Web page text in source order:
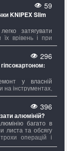
59
KNIPEX Slim
затягувати
їх врівень і при
при цьому
що надійно
Slim Knips
та завжди
296
у власній
на інструментах,
шлях. Однак,
робіт має
стін і
набору, тоді як
багаторівневих
майже
396
алюміній?
багато в
листа та обсягу
операцій і